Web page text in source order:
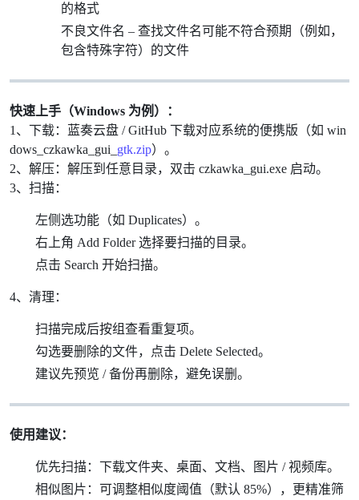
的格式
不良文件名 – 查找文件名可能不符合预期（例如，
包含特殊字符）的文件
快速上手（Windows 为例）：
1、下载：蓝奏云盘 / GitHub 下载对应系统的便携版（如 win
dows_czkawka_gui_ gtk.zip）。
2、解压：解压到任意目录，双击 czkawka_gui.exe 启动。
3、扫描：
左侧选功能（如 Duplicates）。
右上角 Add Folder 选择要扫描的目录。
点击 Search 开始扫描。
4、清理：
扫描完成后按组查看重复项。
勾选要删除的文件，点击 Delete Selected。
建议先预览 / 备份再删除，避免误删。
使用建议：
优先扫描：下载文件夹、桌面、文档、图片 / 视频库。
相似图片：可调整相似度阈值（默认 85%），更精准筛